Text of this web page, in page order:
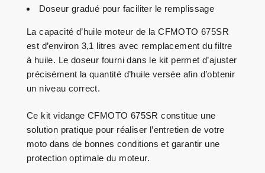
Doseur gradué pour faciliter le remplissage
La capacité d’huile moteur de la CFMOTO 675SR
est d’environ 3,1 litres avec remplacement du filtre
à huile. Le doseur fourni dans le kit permet d’ajuster
précisément la quantité d’huile versée afin d’obtenir
un niveau correct.
Ce kit vidange CFMOTO 675SR constitue une
solution pratique pour réaliser l’entretien de votre
moto dans de bonnes conditions et garantir une
protection optimale du moteur.